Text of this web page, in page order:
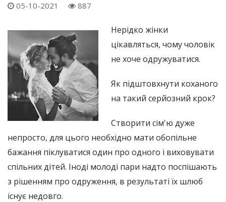
05-10-2021 887
Нерідко жінки
цікавляться, чому чоловік
не хоче одружуватися.
Як підштовхнути коханого
на такий серйозний крок?
Створити сім'ю дуже
непросто, для цього необхідно мати обопільне
бажання піклуватися один про одного і виховувати
спільних дітей. Іноді молоді пари надто поспішають
з рішенням про одруження, в результаті їх шлюб
існує недовго.